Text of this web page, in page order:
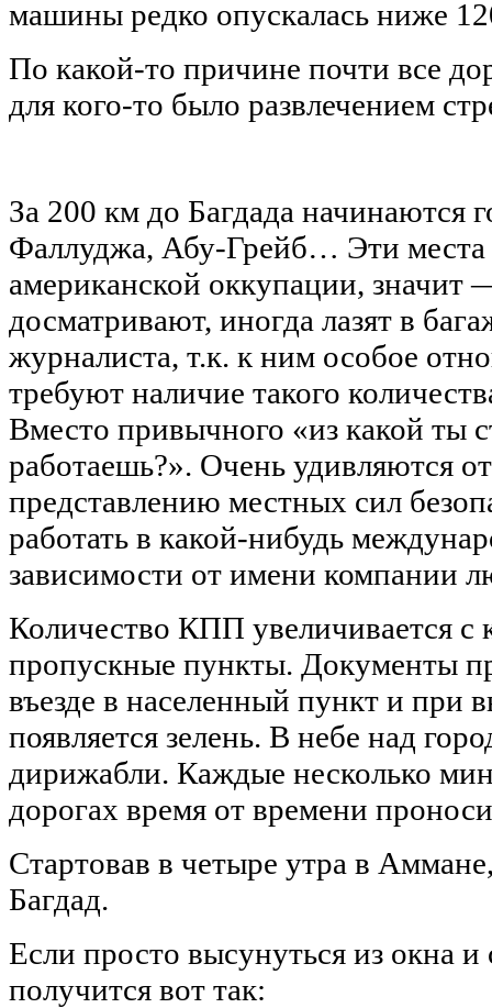
машины редко опускалась ниже
По какой-то причине почти все
для кого-то было развлечением
За 200 км до Багдада начинаются
Фаллуджа, Абу-Грейб… Эти места
американской оккупации,
досматривают, иногда лазят в
журналиста, т.к. к ним особое
требуют наличие такого
Вместо привычного «из какой ты
работаешь?». Очень удивляются
представлению местных сил
работать в какой-нибудь
зависимости от имени компании
Количество КПП увеличивается
пропускные пункты. Документы
въезде в населенный пункт и при
появляется зелень. В небе над
дирижабли. Каждые несколько
дорогах время от времени
Стартовав в четыре утра в
Багдад.
Если просто высунуться из окна
получится вот так: